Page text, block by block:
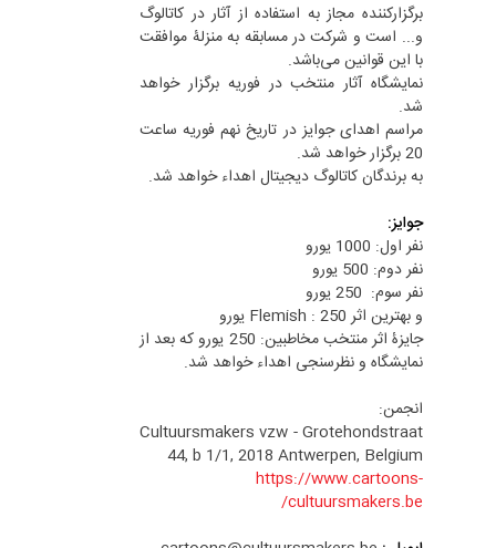
برگزارکننده مجاز به استفاده از آثار در کاتالوگ
و... است و شرکت در مسابقه به منزلۀ موافقت
با این قوانین می‌باشد.
نمایشگاه آثار منتخب در فوریه برگزار خواهد
شد.
مراسم اهدای جوایز در تاریخ نهم فوریه ساعت
20 برگزار خواهد شد.
به برندگان کاتالوگ دیجیتال اهداء خواهد شد.
جوایز:
نفر اول: 1000 یورو
نفر دوم: 500 یورو
نفر سوم: 250 یورو
و بهترین اثر Flemish : 250 یورو
جایزۀ اثر منتخب مخاطبین: 250 یورو که بعد از
نمایشگاه و نظرسنجی اهداء خواهد شد.
انجمن:
Cultuursmakers vzw - Grotehondstraat
44, b 1/1, 2018 Antwerpen, Belgium
https://www.cartoons-
cultuursmakers.be/